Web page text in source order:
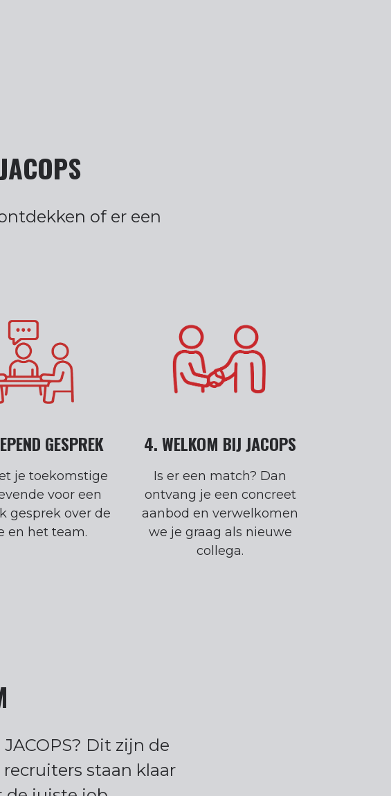
of er een
GESPREK
je toekomstige
voor een
gesprek over de
en het team.
4. WELKOM BIJ JACOPS
Is er een match? Dan
ontvang je een concreet
aanbod en verwelkomen
we je graag als nieuwe
collega.
Dit zijn de
staan klaar